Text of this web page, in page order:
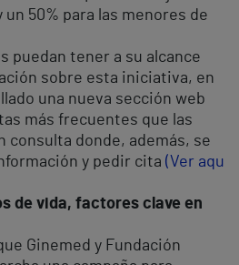
un 50% para las menores de
puedan tener a su alcance
sobre esta iniciativa, en
una nueva sección web
más frecuentes que las
consulta donde, además, se
y pedir cita (Ver aqu
de vida, factores clave en
Ginemed y Fundación